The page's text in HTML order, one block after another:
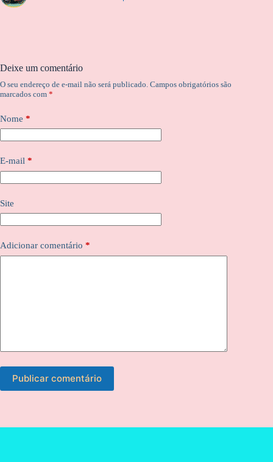
Deixe um comentário
O seu endereço de e-mail não será publicado. Campos obrigatórios são
marcados com *
Nome *
E-mail *
Site
Adicionar comentário *
Publicar comentário